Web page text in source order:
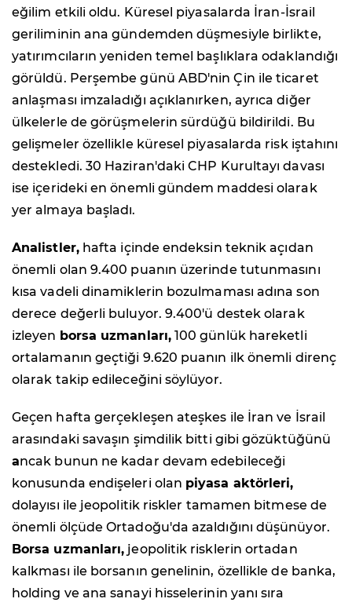
eğilim etkili oldu. Küresel piyasalarda İran-İsrail
geriliminin ana gündemden düşmesiyle birlikte,
yatırımcıların yeniden temel başlıklara odaklandığı
görüldü. Perşembe günü ABD'nin Çin ile ticaret
anlaşması imzaladığı açıklanırken, ayrıca diğer
ülkelerle de görüşmelerin sürdüğü bildirildi. Bu
gelişmeler özellikle küresel piyasalarda risk iştahını
destekledi. 30 Haziran'daki CHP Kurultayı davası
ise içerideki en önemli gündem maddesi olarak
yer almaya başladı.
Analistler,hafta içinde endeksin teknik açıdan
önemli olan 9.400 puanın üzerinde tutunmasını
kısa vadeli dinamiklerin bozulmaması adına son
derece değerli buluyor. 9.400'ü destek olarak
izleyen borsa uzmanları,100 günlük hareketli
ortalamanın geçtiği 9.620 puanın ilk önemli direnç
olarak takip edileceğini söylüyor.
Geçen hafta gerçekleşen ateşkes ile İran ve İsrail
arasındaki savaşın şimdilik bitti gibi gözüktüğünü
ancak bunun ne kadar devam edebileceği
konusunda endişeleri olan piyasa aktörleri,
dolayısı ile jeopolitik riskler tamamen bitmese de
önemli ölçüde Ortadoğu'da azaldığını düşünüyor.
Borsa uzmanları, jeopolitik risklerin ortadan
kalkması ile borsanın genelinin, özellikle de banka,
holding ve ana sanayi hisselerinin yanı sıra